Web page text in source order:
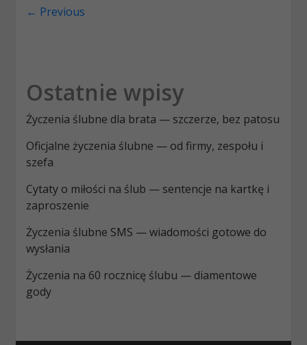
← Previous
Ostatnie wpisy
Życzenia ślubne dla brata — szczerze, bez patosu
Oficjalne życzenia ślubne — od firmy, zespołu i
szefa
Cytaty o miłości na ślub — sentencje na kartkę i
zaproszenie
Życzenia ślubne SMS — wiadomości gotowe do
wysłania
Życzenia na 60 rocznicę ślubu — diamentowe
gody